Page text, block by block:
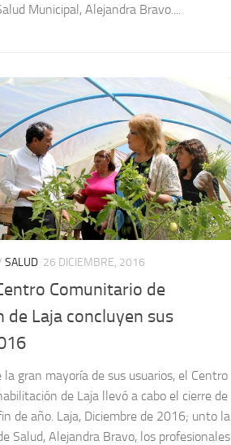
Municipal, Alejandra Bravo....
SALUD 26 DICIEMBRE, 2016
Comunitario de
de Laja concluyen sus
la gran mayoría de sus usuarios, el Centro
de Laja llevó a cabo el cierre de
de año. Laja, Diciembre de 2016; unto la
Salud, Alejandra Bravo, los profesionales